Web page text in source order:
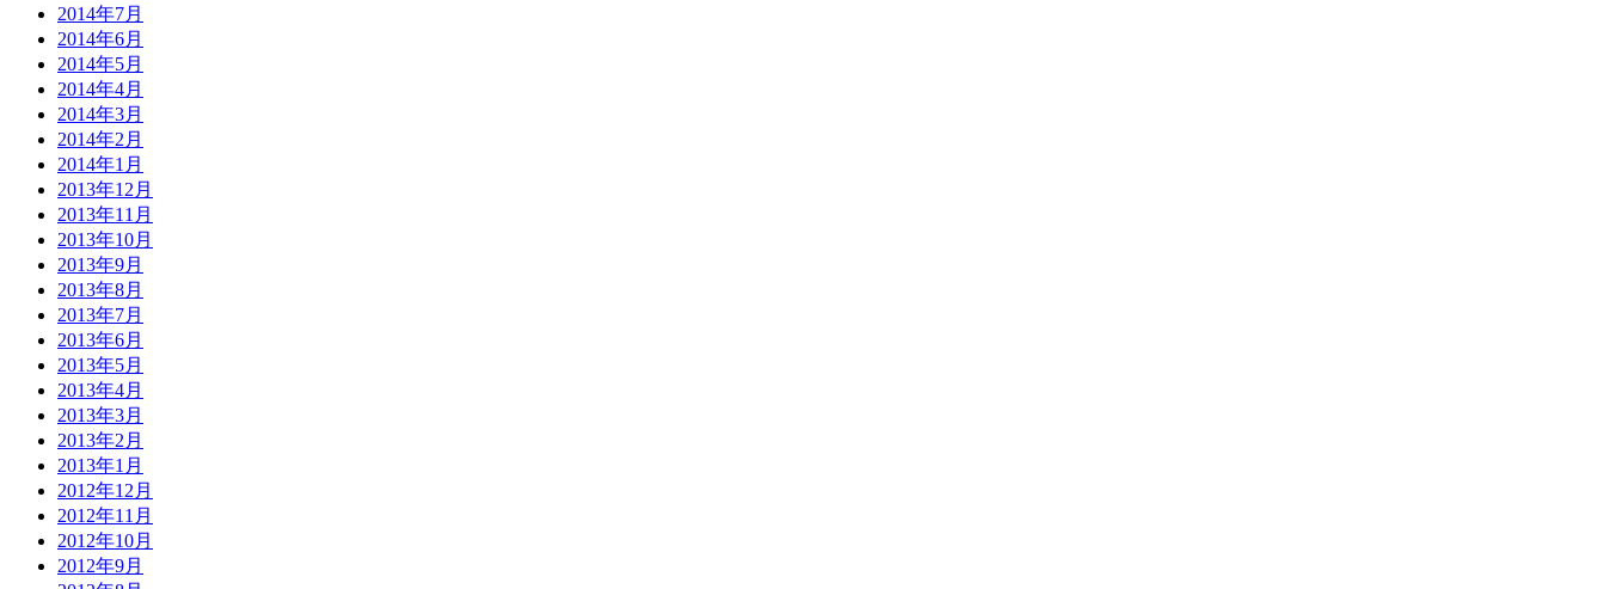
2014年7月
2014年6月
2014年5月
2014年4月
2014年3月
2014年2月
2014年1月
2013年12月
2013年11月
2013年10月
2013年9月
2013年8月
2013年7月
2013年6月
2013年5月
2013年4月
2013年3月
2013年2月
2013年1月
2012年12月
2012年11月
2012年10月
2012年9月